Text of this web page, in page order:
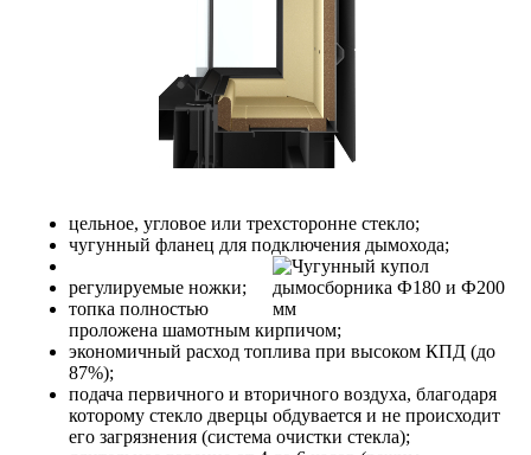
цельное, угловое или трехсторонне стекло;
чугунный фланец для подключения дымохода;
регулируемые ножки;
топка полностью
проложена шамотным кирпичом;
экономичный расход топлива при высоком КПД (до
87%);
подача первичного и вторичного воздуха, благодаря
которому стекло дверцы обдувается и не происходит
его загрязнения (система очистки стекла);